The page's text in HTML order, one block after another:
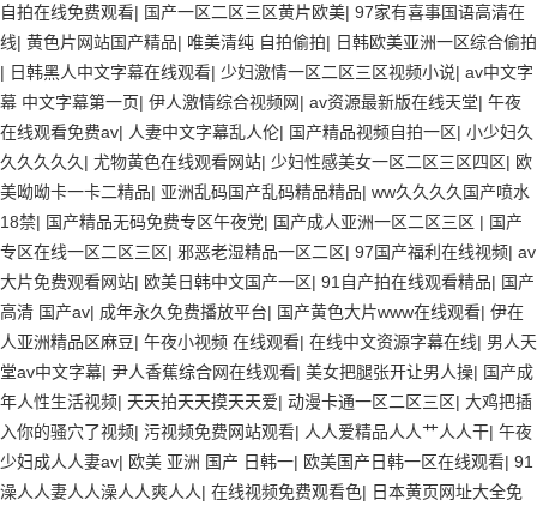
自拍在线免费观看| 国产一区二区三区黄片欧美| 97家有喜事国语高清在
线| 黄色片网站国产精品| 唯美清纯 自拍偷拍| 日韩欧美亚洲一区综合偷拍
| 日韩黑人中文字幕在线观看| 少妇激情一区二区三区视频小说| av中文字
幕 中文字幕第一页| 伊人激情综合视频网| av资源最新版在线天堂| 午夜
在线观看免费av| 人妻中文字幕乱人伦| 国产精品视频自拍一区| 小少妇久
久久久久久 | 尤物黄色在线观看网站| 少妇性感美女一区二区三区四区| 欧
美呦呦卡一卡二精品| 亚洲乱码国产乱码精品精品| ww久久久久国产喷水
18禁| 国产精品无码免费专区午夜党| 国产成人亚洲一区二区三区 | 国产
专区在线一区二区三区| 邪恶老湿精品一区二区| 97国产福利在线视频| av
大片免费观看网站| 欧美日韩中文国产一区| 91自产拍在线观看精品| 国产
高清 国产av| 成年永久免费播放平台| 国产黄色大片www在线观看| 伊在
人亚洲精品区麻豆| 午夜小视频 在线观看| 在线中文资源字幕在线| 男人天
堂av中文字幕| 尹人香蕉综合网在线观看| 美女把腿张开让男人操| 国产成
年人性生活视频| 天天拍天天摸天天爱| 动漫卡通一区二区三区| 大鸡把插
入你的骚穴了视频| 污视频免费网站观看| 人人爱精品人人艹人人干| 午夜
少妇成人人妻av| 欧美 亚洲 国产 日韩一| 欧美国产日韩一区在线观看| 91
澡人人妻人人澡人人爽人人| 在线视频免费观看色| 日本黄页网址大全免